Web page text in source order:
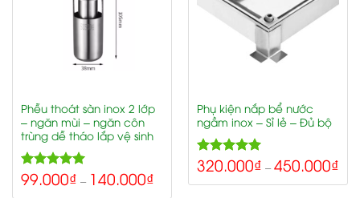
Phễu thoát sàn inox 2 lớp
– ngăn mùi – ngăn côn
trùng dễ tháo lắp vệ sinh
Rated5.00
out of 5
99.000₫ – 140.000₫
Phụ kiện nắp bể nước
ngầm inox – Sỉ lẻ – Đủ bộ
Rated5.00
out of 5
320.000₫ –450.000₫